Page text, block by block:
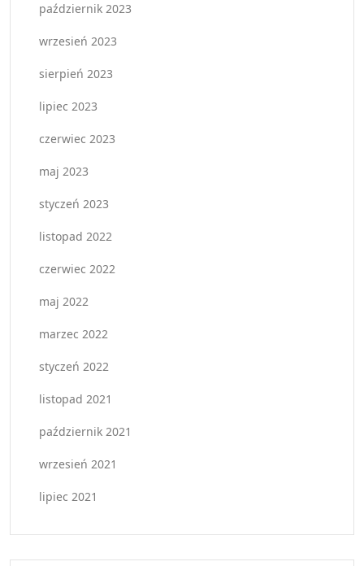
październik 2023
wrzesień 2023
sierpień 2023
lipiec 2023
czerwiec 2023
maj 2023
styczeń 2023
listopad 2022
czerwiec 2022
maj 2022
marzec 2022
styczeń 2022
listopad 2021
październik 2021
wrzesień 2021
lipiec 2021